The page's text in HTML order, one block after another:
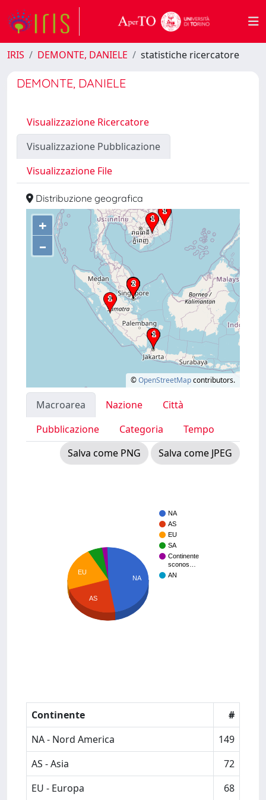
IRIS DEMONTE, DANIELE statistiche ricercatore
DEMONTE, DANIELE
Visualizzazione Ricercatore
Visualizzazione Pubblicazione
Visualizzazione File
Distribuzione geografica
+
–
©OpenStreetMapcontributors.
Macroarea Nazione
Città
Pubblicazione
Categoria
Tempo
Salva come PNG
Salva come JPEG
NA
AS
EU
SA
Continente
sconos…
AN
NA
EU
AS
Continente
#
NA - Nord America
149
AS - Asia
72
EU - Europa
68